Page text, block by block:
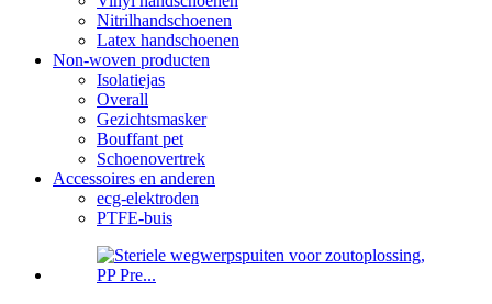
Nitrilhandschoenen
Latex handschoenen
Non-woven producten
Isolatiejas
Overall
Gezichtsmasker
Bouffant pet
Schoenovertrek
Accessoires en anderen
ecg-elektroden
PTFE-buis